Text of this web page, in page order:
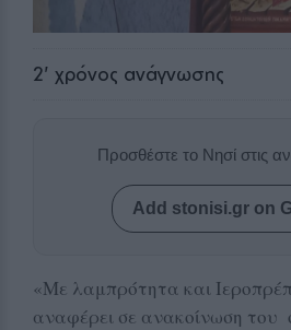
2' χρόνος ανάγνωσης
Προσθέστε το Νησί στις
Add stonisi.gr on
«Με λαμπρότητα και
αναφέρει σε ανακοίνωση του